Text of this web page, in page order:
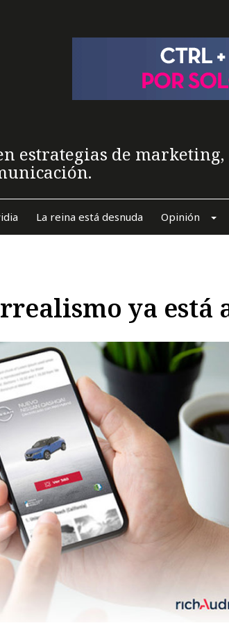
estrategias de marketing,
La reina está desnuda Opinión
ya está